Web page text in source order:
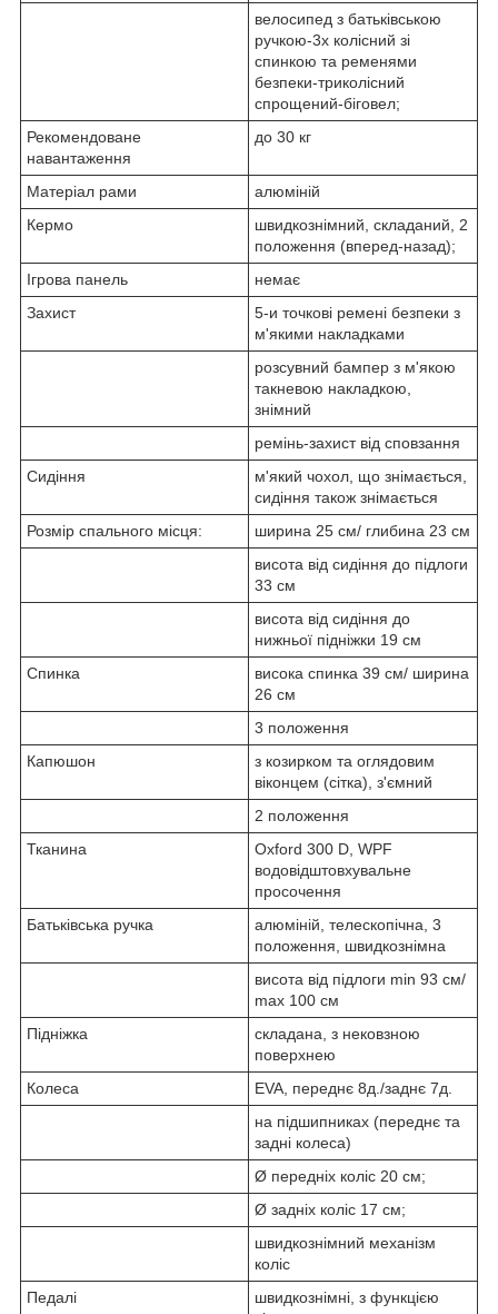
велосипед з батьківською
ручкою-3х колісний зі
спинкою та ременями
безпеки-триколісний
спрощений-біговел;
Рекомендоване
навантаження
до 30 кг
Матеріал рами
алюміній
Кермо
швидкознімний, складаний, 2
положення (вперед-назад);
Ігрова панель
немає
Захист
5-и точкові ремені безпеки з
м'якими накладками
розсувний бампер з м'якою
такневою накладкою,
знімний
ремінь-захист від сповзання
Сидіння
м'який чохол, що знімається,
сидіння також знімається
Розмір спального місця:
ширина 25 см/ глибина 23 см
висота від сидіння до підлоги
33 см
висота від сидіння до
нижньої підніжки 19 см
Спинка
висока спинка 39 см/ ширина
26 см
3 положення
Капюшон
з козирком та оглядовим
віконцем (сітка), з'ємний
2 положення
Тканина
Oxford 300 D, WPF
водовідштовхувальне
просочення
Батьківська ручка
алюміній, телескопічна, 3
положення, швидкознімна
висота від підлоги min 93 см/
max 100 см
Підніжка
складана, з нековзною
поверхнею
Колеса
EVA, переднє 8д./заднє 7д.
на підшипниках (переднє та
задні колеса)
Ø передніх коліс 20 см;
Ø задніх коліс 17 см;
швидкознімний механізм
коліс
Педалі
швидкознімні, з функцією